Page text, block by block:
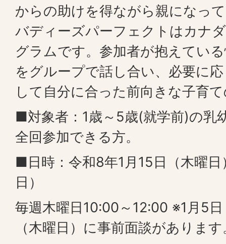
からの助けを得ながら親になっ
バディーズパーフェクトはカナ
グラムです。参加者が抱えてい
をグループで話し合い、必要に
して自分に合った前向きな子育
■対象者：1歳～5歳(就学前)の乳
全回参加できる方。
■日時：令和8年1月15日（木曜
日）
毎週木曜日10:00～12:00 ※1月5
（木曜日）に事前面談があります